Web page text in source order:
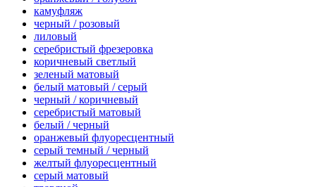
камуфляж
черный / розовый
лиловый
серебристый фрезеровка
коричневый светлый
зеленый матовый
белый матовый / серый
черный / коричневый
серебристый матовый
белый / черный
оранжевый флуоресцентный
серый темный / черный
желтый флуоресцентный
серый матовый